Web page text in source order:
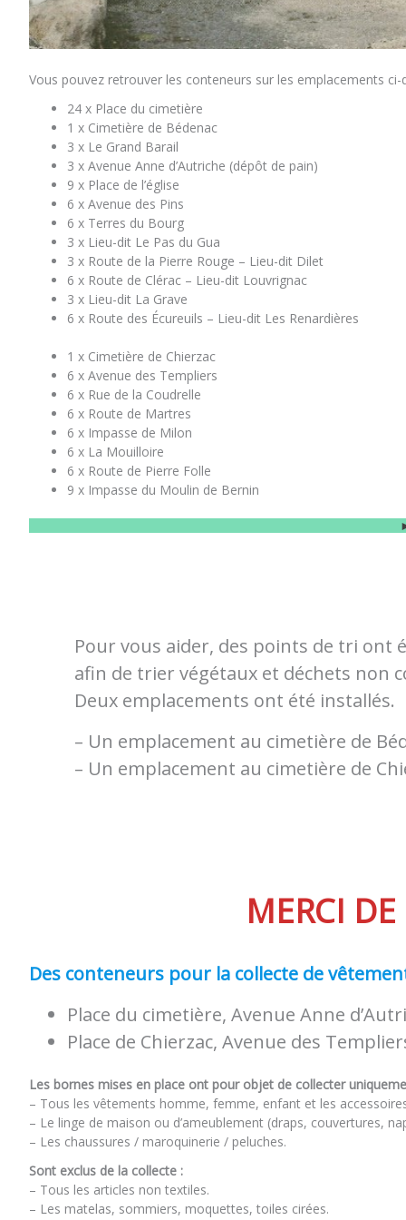
Vous pouvez retrouver les conteneurs sur les emplacements ci-
24 x Place du cimetière
1 x Cimetière de Bédenac
3 x Le Grand Barail
3 x Avenue Anne d’Autriche (dépôt de pain)
9 x Place de l’église
6 x Avenue des Pins
6 x Terres du Bourg
3 x Lieu-dit Le Pas du Gua
3 x Route de la Pierre Rouge – Lieu-dit Dilet
6 x Route de Clérac – Lieu-dit Louvrignac
3 x Lieu-dit La Grave
6 x Route des Écureuils – Lieu-dit Les Renardières
1 x Cimetière de Chierzac
6 x Avenue des Templiers
6 x Rue de la Coudrelle
6 x Route de Martres
6 x Impasse de Milon
6 x La Mouilloire
6 x Route de Pierre Folle
9 x Impasse du Moulin de Bernin
Pour vous aider, des points de tri ont
afin de trier végétaux et déchets non
Deux emplacements ont été installés.
– Un emplacement au cimetière de
– Un emplacement au cimetière de
MERCI
Des conteneurs pour la collecte de
Place du cimetière, Avenue Anne
Place de Chierzac, Avenue des
Les bornes mises en place ont pour objet de collecter
– Tous les vêtements homme, femme, enfant et les
– Le linge de maison ou d’ameublement (draps, couvertures,
– Les chaussures / maroquinerie / peluches.
Sont exclus de la collecte :
– Tous les articles non textiles.
– Les matelas, sommiers, moquettes, toiles cirées.